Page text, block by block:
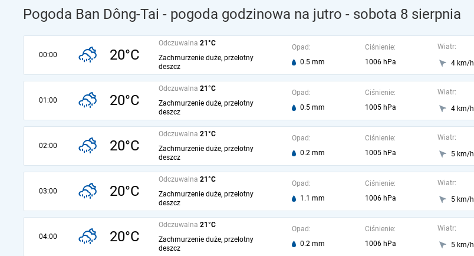
Pogoda Ban Dông-Tai - pogoda godzinowa na jutro - sobota 8 sierpnia
00:00 20°C
Odczuwalna 21°C
Zachmurzenie duże, przelotny
deszcz
Opad:
0.5 mm
Ciśnienie:
1006 hPa
Wiatr:
4 km/h
01:00 20°C
Odczuwalna 21°C
Zachmurzenie duże, przelotny
deszcz
Opad:
0.5 mm
Ciśnienie:
1005 hPa
Wiatr:
4 km/h
02:00 20°C
Odczuwalna 21°C
Zachmurzenie duże, przelotny
deszcz
Opad:
0.2 mm
Ciśnienie:
1005 hPa
Wiatr:
5 km/h
03:00 20°C
Odczuwalna 21°C
Zachmurzenie duże, przelotny
deszcz
Opad:
1.1 mm
Ciśnienie:
1006 hPa
Wiatr:
5 km/h
04:00 20°C
Odczuwalna 21°C
Zachmurzenie duże, przelotny
deszcz
Opad:
0.2 mm
Ciśnienie:
1006 hPa
Wiatr:
5 km/h